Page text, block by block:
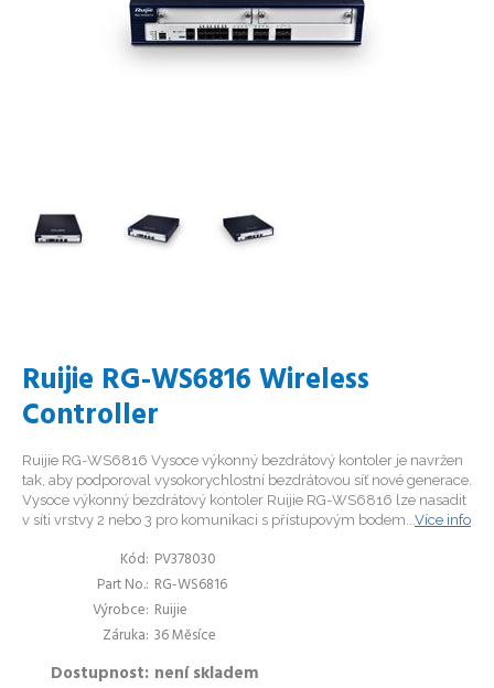
Ruijie RG-WS6816 Wireless
Controller
Ruijie RG-WS6816 Vysoce výkonný bezdrátový kontoler je navržen
tak, aby podporoval vysokorychlostní bezdrátovou síť nové generace.
Vysoce výkonný bezdrátový kontoler Ruijie RG-WS6816 lze nasadit
v síti vrstvy 2 nebo 3 pro komunikaci s přístupovým bodem...Více info
Kód PV378030
Part No. RG-WS6816
Výrobce Ruijie
Záruka 36 Měsíce
Dostupnost není skladem